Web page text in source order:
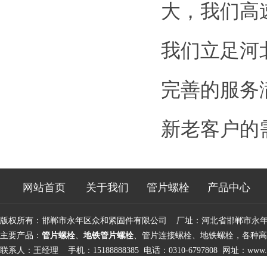
大，我们高
我们立足河
完善的服务
新老客户的
网站首页 关于我们 管片螺栓 产品中心
版权所有：邯郸市永年区众和紧固件有限公司 厂址：河北省邯郸市
主要产品： 管片螺栓、 地铁管片螺栓、管片连接螺栓、地铁螺栓，各种
联系人：王经理 手机：15188888385 电话：0310-6797808 网址：